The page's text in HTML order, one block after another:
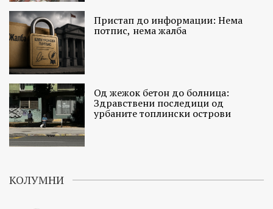
Пристап до информации: Нема
потпис, нема жалба
Од жежок бетон до болница:
Здравствени последици од
урбаните топлински острови
КОЛУМНИ